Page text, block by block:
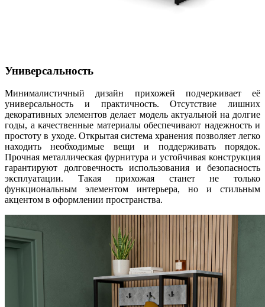
Универсальность
Минималистичный дизайн прихожей подчеркивает её
универсальность и практичность. Отсутствие лишних
декоративных элементов делает модель актуальной на долгие
годы, а качественные материалы обеспечивают надежность и
простоту в уходе. Открытая система хранения позволяет легко
находить необходимые вещи и поддерживать порядок.
Прочная металлическая фурнитура и устойчивая конструкция
гарантируют долговечность использования и безопасность
эксплуатации. Такая прихожая станет не только
функциональным элементом интерьера, но и стильным
акцентом в оформлении пространства.